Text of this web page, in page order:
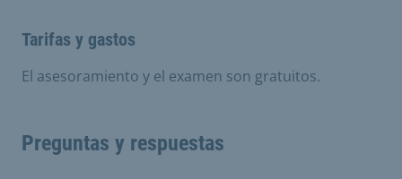
Tarifas y gastos
El asesoramiento y el examen son gratuitos.
Preguntas y respuestas